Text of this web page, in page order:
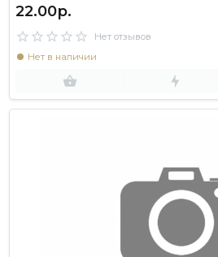
22.00р.
Нет отзывов
Нет в наличии